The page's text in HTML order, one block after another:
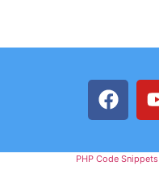
PHP Code Snippets